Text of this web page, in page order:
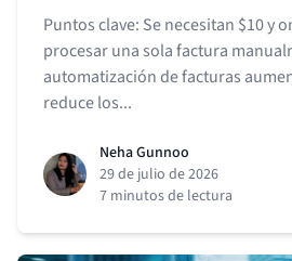
Puntos clave: Se necesitan $10 y
procesar una sola factura
automatización de facturas
reduce los...
Neha Gunnoo
29 de julio de 2026
7 minutos de lectura